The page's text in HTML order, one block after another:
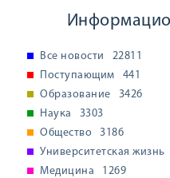
Все новости
22811
Поступающим
441
Образование
3426
Наука
3303
Общество
3186
Университетская жизнь
Медицина
1269